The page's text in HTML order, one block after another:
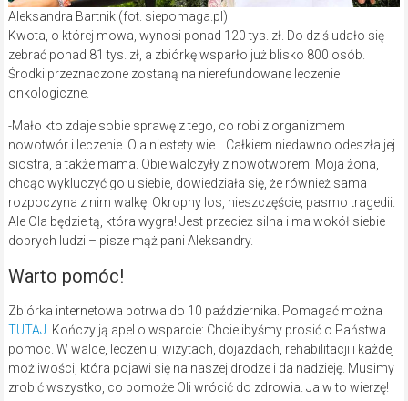
Aleksandra Bartnik (fot. siepomaga.pl)
Kwota, o której mowa, wynosi ponad 120 tys. zł. Do dziś udało się
zebrać ponad 81 tys. zł, a zbiórkę wsparło już blisko 800 osób.
Środki przeznaczone zostaną na nierefundowane leczenie
onkologiczne.
-Mało kto zdaje sobie sprawę z tego, co robi z organizmem
nowotwór i leczenie. Ola niestety wie… Całkiem niedawno odeszła jej
siostra, a także mama. Obie walczyły z nowotworem. Moja żona,
chcąc wykluczyć go u siebie, dowiedziała się, że również sama
rozpoczyna z nim walkę! Okropny los, nieszczęście, pasmo tragedii.
Ale Ola będzie tą, która wygra! Jest przecież silna i ma wokół siebie
dobrych ludzi – pisze mąż pani Aleksandry.
Warto pomóc!
Zbiórka internetowa potrwa do 10 października. Pomagać można
TUTAJ . Kończy ją apel o wsparcie: Chcielibyśmy prosić o Państwa
pomoc. W walce, leczeniu, wizytach, dojazdach, rehabilitacji i każdej
możliwości, która pojawi się na naszej drodze i da nadzieję. Musimy
zrobić wszystko, co pomoże Oli wrócić do zdrowia. Ja w to wierzę!